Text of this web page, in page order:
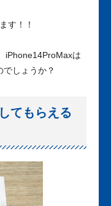
す！！
iPhone14ProMaxは
しょうか？
てもらえる